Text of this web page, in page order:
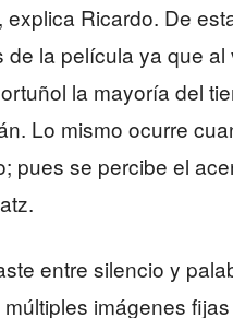
explica Ricardo. De
la película ya que
la mayoría del
Lo mismo ocurre
pues se percibe el
entre silencio y
imágenes